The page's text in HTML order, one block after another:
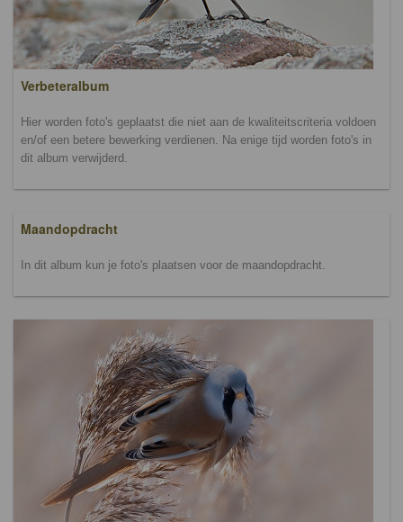
Verbeteralbum
Hier worden foto's geplaatst die niet aan de kwaliteitscriteria voldoen
en/of een betere bewerking verdienen. Na enige tijd worden foto's in
dit album verwijderd.
Maandopdracht
In dit album kun je foto's plaatsen voor de maandopdracht.